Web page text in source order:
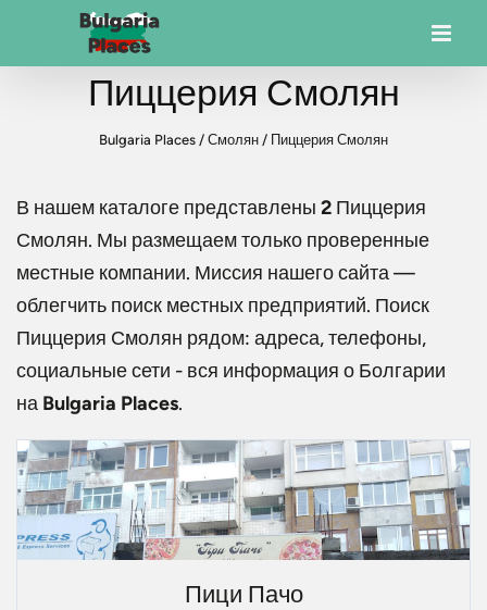
Пиццерия Смолян
Bulgaria Places / Смолян / Пиццерия Смолян
В нашем каталоге представлены 2 Пиццерия
Смолян. Мы размещаем только проверенные
местные компании. Миссия нашего сайта —
облегчить поиск местных предприятий. Поиск
Пиццерия Смолян рядом: адреса, телефоны,
социальные сети - вся информация о Болгарии
на Bulgaria Places.
Пици Пачо